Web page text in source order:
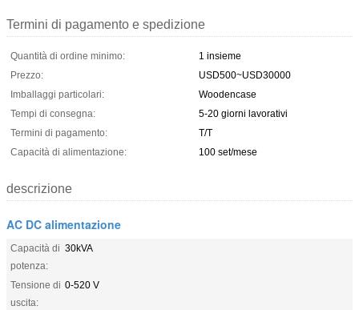
Termini di pagamento e spedizione
Quantità di ordine minimo:
1 insieme
Prezzo:
USD500~USD30000
Imballaggi particolari:
Woodencase
Tempi di consegna:
5-20 giorni lavorativi
Termini di pagamento:
T/T
Capacità di alimentazione:
100 set/mese
descrizione
AC DC alimentazione
Capacità di
potenza:
30kVA
Tensione di
uscita:
0-520 V